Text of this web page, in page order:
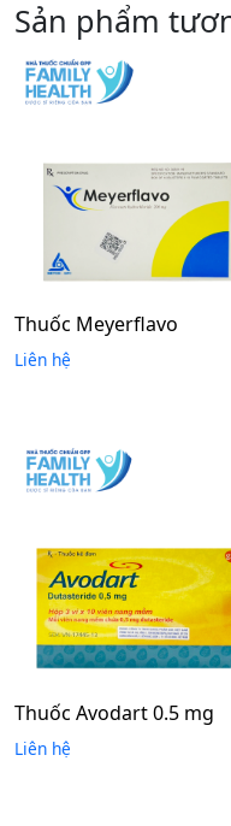
Sản phẩm
Thuốc Meyerflavo
Liên hệ
Thuốc Avodart 0.5 mg
Liên hệ